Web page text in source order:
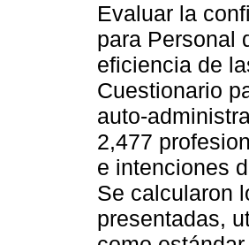
Evaluar la
para Personal
eficiencia de
Cuestionario
auto-
2,477
e intenciones
Se calcularon
presentadas,